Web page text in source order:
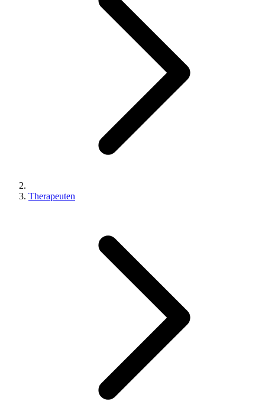
Therapeuten